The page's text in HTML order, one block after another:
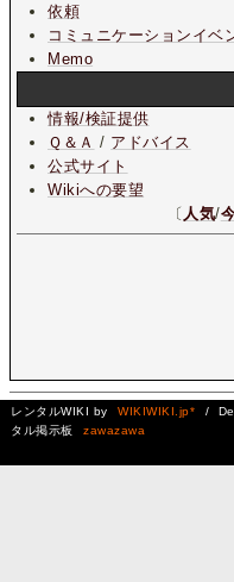
依頼
コミュニケーションイベ
Memo
情報/検証提供
Ｑ＆Ａ / アドバイス
公式サイト
Wikiへの要望
〔 人気/
レンタルWIKI by WIKIWIKI.jp* /
タル掲示板
zawazawa